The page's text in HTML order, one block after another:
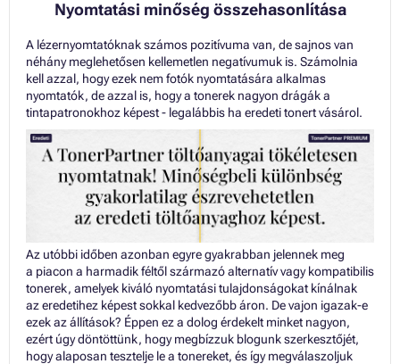
Nyomtatási minőség összehasonlítása
A lézernyomtatóknak számos pozitívuma van, de sajnos van
néhány meglehetősen kellemetlen negatívumuk is. Számolnia
kell azzal, hogy ezek nem fotók nyomtatására alkalmas
nyomtatók, de azzal is, hogy a tonerek nagyon drágák a
tintapatronokhoz képest - legalábbis ha eredeti tonert vásárol.
Az utóbbi időben azonban egyre gyakrabban jelennek meg
a piacon a harmadik féltől származó alternatív vagy kompatibilis
tonerek, amelyek kiváló nyomtatási tulajdonságokat kínálnak
az eredetihez képest sokkal kedvezőbb áron. De vajon igazak-e
ezek az állítások? Éppen ez a dolog érdekelt minket nagyon,
ezért úgy döntöttünk, hogy megbízzuk blogunk szerkesztőjét,
hogy alaposan tesztelje le a tonereket, és így megválaszoljuk